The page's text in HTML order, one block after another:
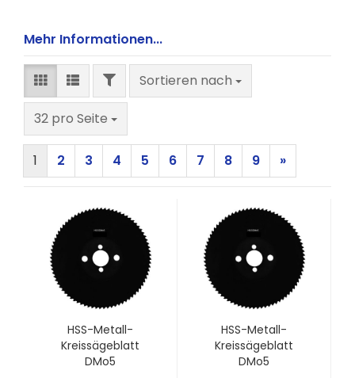
Mehr Informationen...
FILTERSortieren nach
Sortieren nach
32 pro Seite
pro Seite
1 2 3 4 5 6 7 8 9 »
HSS-Metall-
Kreissägeblatt
DMo5
HSS-Metall-
Kreissägeblatt
DMo5